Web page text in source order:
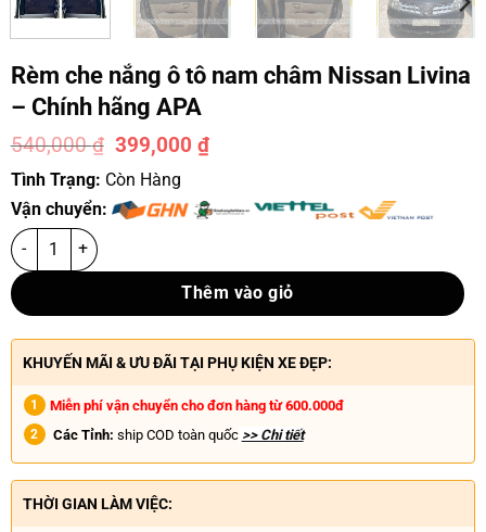
Rèm che nắng ô tô nam châm Nissan Livina
– Chính hãng APA
540,000₫ 399,000₫
Tình Trạng: Còn Hàng
Vận chuyển:
Thêm vào giỏ
KHUYẾN MÃI & ƯU ĐÃI TẠI PHỤ KIỆN XE ĐẸP:
Miễn phí vận chuyển cho đơn hàng từ 600.000đ
Các Tỉnh: ship COD toàn quốc >> Chi tiết
THỜI GIAN LÀM VIỆC: